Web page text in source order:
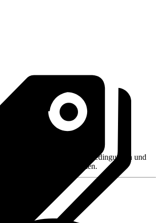
wie z. B. Rückgabebedingungen und
auf den Verkäufernamen.